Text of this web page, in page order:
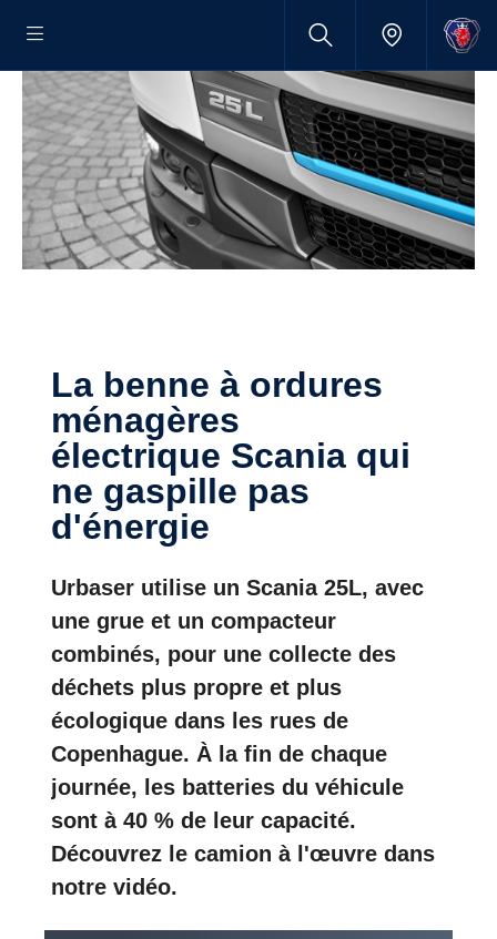
La benne à ordures
ménagères
électrique Scania qui
ne gaspille pas
d'énergie
Urbaser utilise un Scania 25L, avec
une grue et un compacteur
combinés, pour une collecte des
déchets plus propre et plus
écologique dans les rues de
Copenhague. À la fin de chaque
journée, les batteries du véhicule
sont à 40 % de leur capacité.
Découvrez le camion à l'œuvre dans
notre vidéo.